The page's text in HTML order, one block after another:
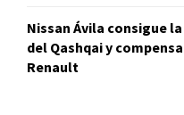
Nissan Ávila consigue
del Qashqai y
Renault